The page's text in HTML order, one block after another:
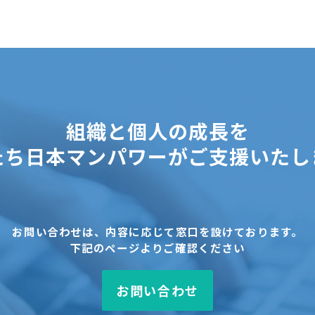
組織と個人の成長を
日本マンパワーがご支援いた
お問い合わせは、内容に応じて窓口を設けております。
下記のページよりご確認ください
お問い合わせ